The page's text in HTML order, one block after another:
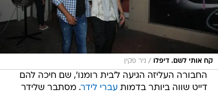
קח אותי לשם. דיפלו
החבורה העליזה הגיעה ל'בית רומנו', שם חיכה להם
דייט שווה ביותר בדמות
עבד עם החבורה העליזה, בשלט רחוק, ואמש (ב')
הם נפגשו לראשונה. חברי ההרכב: דיפלו חתיך העל